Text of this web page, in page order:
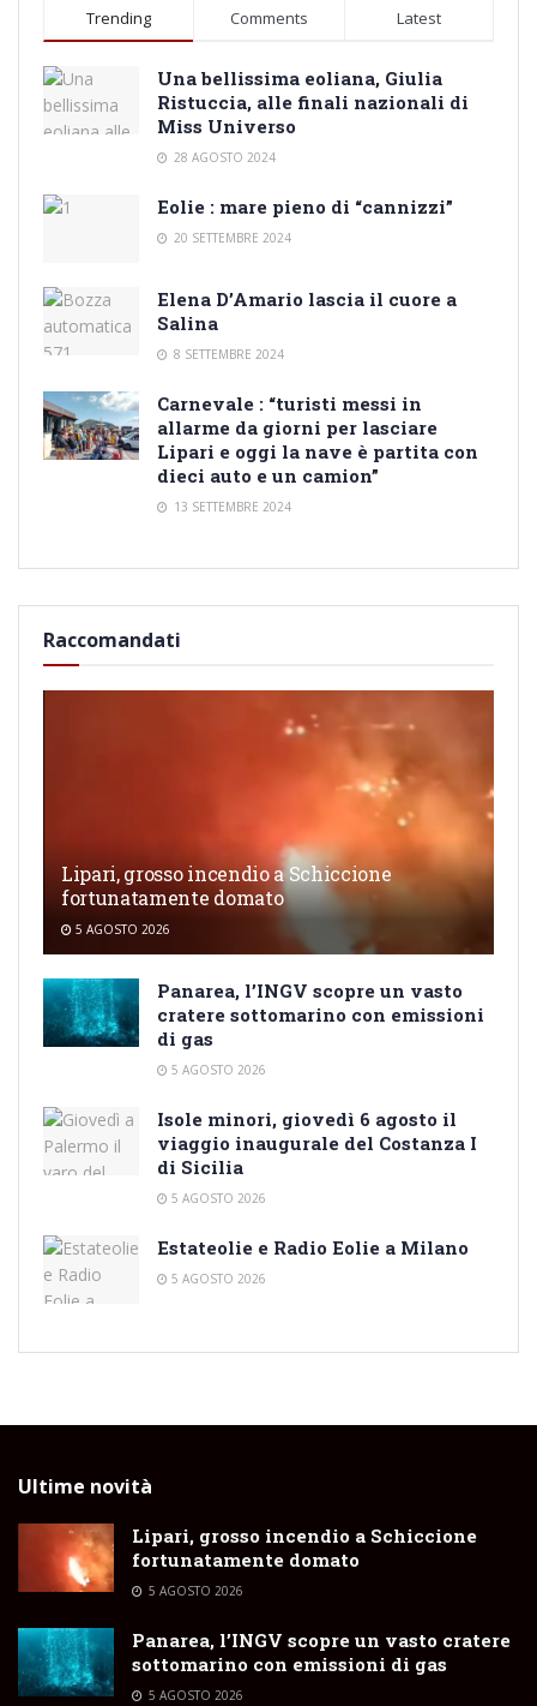
Trending Comments Latest
Una bellissima eoliana, Giulia
Ristuccia, alle finali nazionali di
Miss Universo
28 AGOSTO 2024
Eolie : mare pieno di “cannizzi”
20 SETTEMBRE 2024
Elena D’Amario lascia il cuore a
Salina
8 SETTEMBRE 2024
Carnevale : “turisti messi in
allarme da giorni per lasciare
Lipari e oggi la nave è partita con
dieci auto e un camion”
13 SETTEMBRE 2024
Raccomandati
Lipari, grosso incendio a Schiccione
fortunatamente domato
5 AGOSTO 2026
Panarea, l’INGV scopre un vasto
cratere sottomarino con emissioni
di gas
5 AGOSTO 2026
Isole minori, giovedì 6 agosto il
viaggio inaugurale del Costanza I
di Sicilia
5 AGOSTO 2026
Estateolie e Radio Eolie a Milano
5 AGOSTO 2026
Ultime novità
Lipari, grosso incendio a Schiccione
fortunatamente domato
5 AGOSTO 2026
Panarea, l’INGV scopre un vasto cratere
sottomarino con emissioni di gas
5 AGOSTO 2026